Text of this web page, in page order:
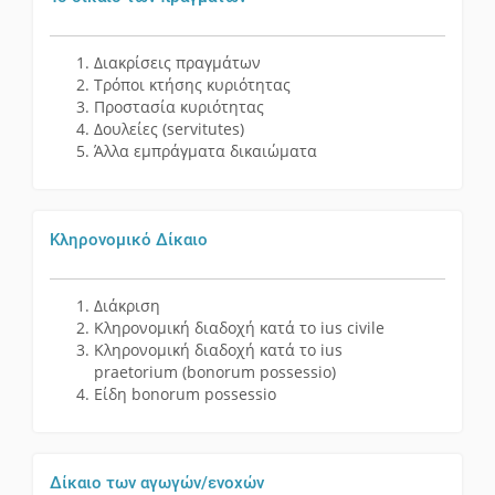
Διακρίσεις πραγμάτων
Τρόποι κτήσης κυριότητας
Προστασία κυριότητας
Δουλείες (servitutes)
Άλλα εμπράγματα δικαιώματα
Κληρονομικό Δίκαιο
Διάκριση
Κληρονομική διαδοχή κατά το ius civile
Kληρονομική διαδοχή κατά το ius
praetorium (bonorum possessio)
Είδη bonorum possessio
Δίκαιο των αγωγών/ενοχών